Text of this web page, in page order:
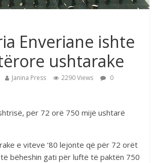
Enveriane ishte
ushtarake
Janina Press 2290 Views
0
për 72 orë 750 mijë ushtarë
e viteve ‘80 lejonte që për 72 orët
bëheshin gati për luftë të paktën 750